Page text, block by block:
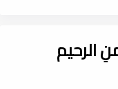
الرحيم